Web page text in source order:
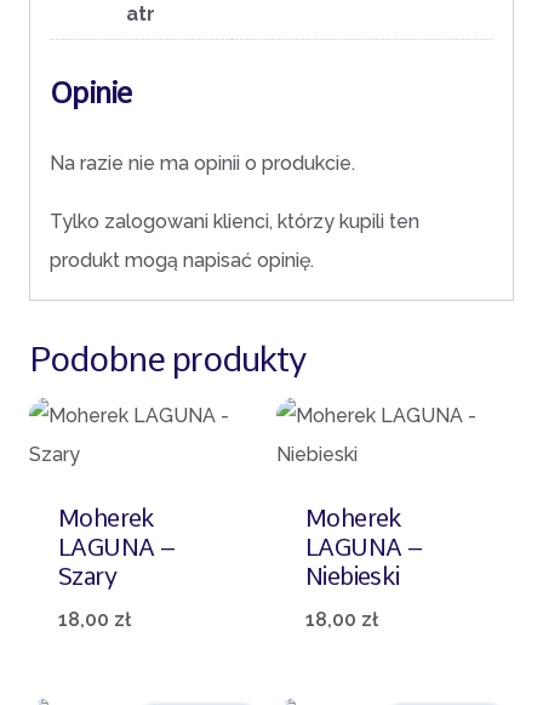
atr
Opinie
Na razie nie ma opinii o produkcie.
Tylko zalogowani klienci, którzy kupili ten
produkt mogą napisać opinię.
Podobne produkty
Moherek
LAGUNA –
Szary
18,00 zł
Moherek
LAGUNA –
Niebieski
18,00 zł